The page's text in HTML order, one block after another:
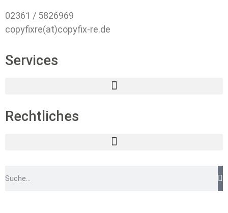
02361 / 5826969
copyfixre(at)copyfix-re.de
Services
Rechtliches